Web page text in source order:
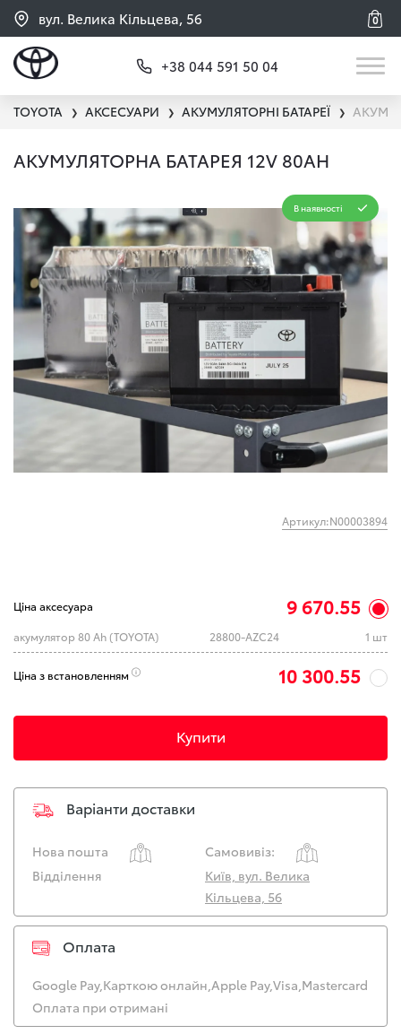
вул. Велика Кільцева, 56 0
+38 044 591 50 04
TOYOTA ❯ АКСЕСУАРИ ❯ АКУМУЛЯТОРНІ БАТАРЕЇ ❯
АКУМУЛЯТОРНА БАТАРЕЯ 12V 80AH
В наявності
Артикул:N00003894
Ціна аксесуара 9 670.55
акумулятор 80 Ah (TOYOTA) 28800-AZC24 1 шт
Ціна з встановленням 10 300.55
Купити
Варіанти доставки
Нова пошта
Самовивіз:
Відділення
Київ, вул. Велика
Кільцева, 56
Оплата
Google Pay,Карткою онлайн,Apple Pay,Visa,Mastercard
Оплата при отримані